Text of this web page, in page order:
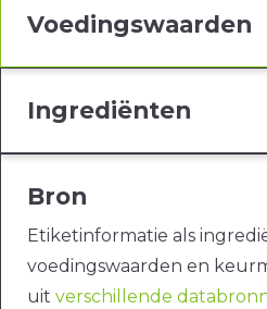
Voedingswaarden
Ingrediënten
Bron
Etiketinformatie als
voedingswaarden en
uit verschillende